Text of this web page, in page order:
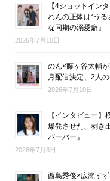
【4ショットイン
れんの正体は“う
な同期の溺愛癖』
2026年7月10日
のん×藤ヶ谷太輔
月配信決定、2人
2026年7月10日
【インタビュー
爆発させた、剥き
バーバー』
2026年7月8日
西島秀俊×広瀬す